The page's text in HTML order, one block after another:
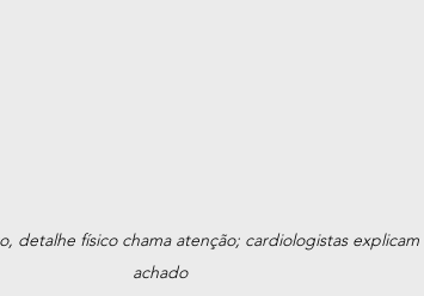
detalhe físico chama atenção; cardiologistas
achado